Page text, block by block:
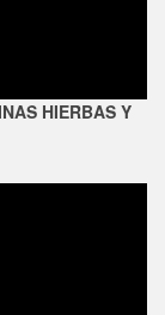
HIERBAS Y